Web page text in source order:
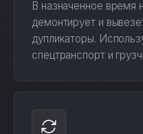
В назначенное время
демонтирует и
дупликаторы.
спецтранспорт и